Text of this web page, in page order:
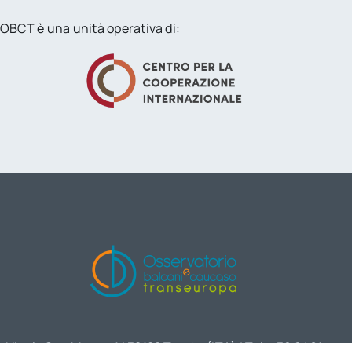
OBCT è una unità operativa di: